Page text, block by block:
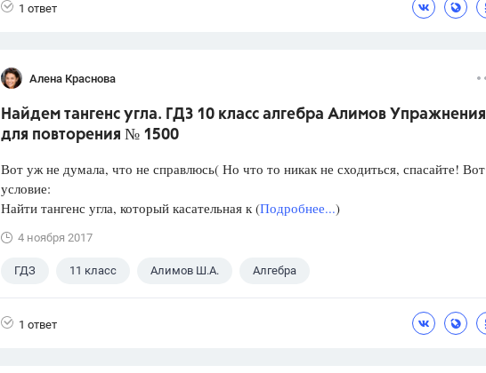
1 ответ
Алена Краснова
Найдем тангенс угла. ГДЗ 10 класс алгебра Алимов Упражнения
для повторения № 1500
Вот уж не думала, что не справлюсь( Но что то никак не сходиться, спасайте! Вот
условие:
Найти тангенс угла, который касательная к (Подробнее...)
4 ноября 2017
ГДЗ 11 класс Алимов Ш.А. Алгебра
1 ответ